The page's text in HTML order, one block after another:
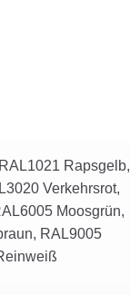
Rapsgelb,
Verkehrsrot,
Moosgrün,
RAL9005